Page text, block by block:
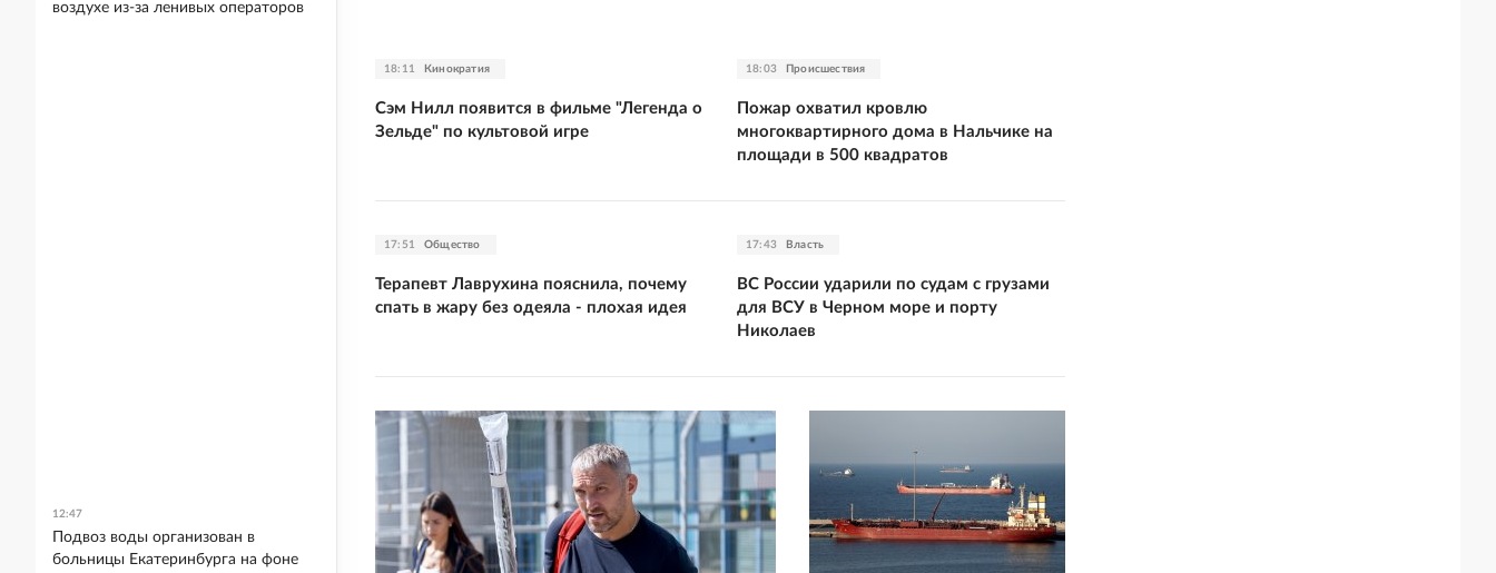
18:11 Кинократия
Сэм Нилл появится в фильме "Легенда о
Зельде" по культовой игре
18:03 Происшествия
Пожар охватил кровлю
многоквартирного дома в Нальчике на
площади в 500 квадратов
17:51 Общество
Терапевт Лаврухина пояснила, почему
спать в жару без одеяла - плохая идея
17:43 Власть
ВС России ударили по судам с грузами
для ВСУ в Черном море и порту
Николаев
воздухе из-за ленивых операторов
12:47
Подвоз воды организован в
больницы Екатеринбурга на фоне